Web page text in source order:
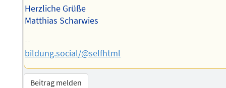
Herzliche Grüße
Matthias Scharwies
--
bildung.social/@selfhtml
Beitrag melden